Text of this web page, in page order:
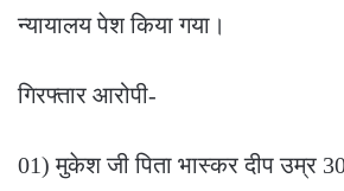
न्यायालय पेश किया गया।
गिरफ्तार आरोपी-
01) मुकेश जी पिता भास्कर दीप उम्र